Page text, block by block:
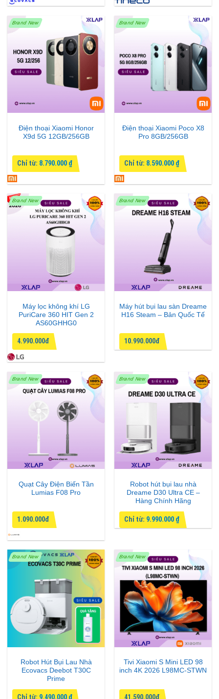
Brand New
Điện thoại Xiaomi Honor
X9d 5G 12GB/256GB
Chỉ từ: 8.790.000 ₫
Brand New
Điện thoại Xiaomi Poco X8
Pro 8GB/256GB
Chỉ từ: 8.590.000 ₫
Brand New
Máy lọc không khí LG
PuriCare 360 HIT Gen 2
AS60GHHG0
4.990.000đ
Brand New
Máy hút bụi lau sàn Dreame
H16 Steam – Bản Quốc Tế
10.990.000đ
Brand New
Quạt Cây Điện Biến Tần
Lumias F08 Pro
1.090.000đ
Brand New
Robot hút bụi lau nhà
Dreame D30 Ultra CE –
Hàng Chính Hãng
Chỉ từ: 9.990.000 ₫
Brand New
Robot Hút Bụi Lau Nhà
Ecovacs Deebot T30C
Prime
Brand New
Tivi Xiaomi S Mini LED 98
inch 4K 2026 L98MC-STWN